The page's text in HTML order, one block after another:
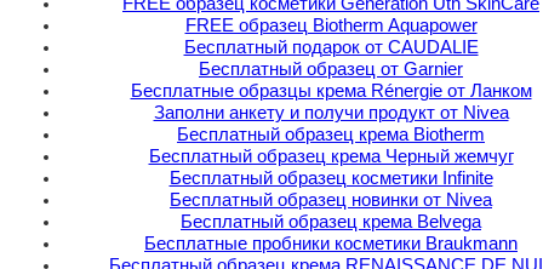
FREE образец Biotherm Aquapower
Бесплатный подарок от CAUDALIE
Бесплатный образец от Garnier
Бесплатные образцы крема Rénergie от Ланком
Заполни анкету и получи продукт от Nivea
Бесплатный образец крема Biotherm
Бесплатный образец крема Черный жемчуг
Бесплатный образец косметики Infinite
Бесплатный образец новинки от Nivea
Бесплатный образец крема Belvega
Бесплатные пробники косметики Braukmann
Бесплатный образец крема RENAISSANCE DE